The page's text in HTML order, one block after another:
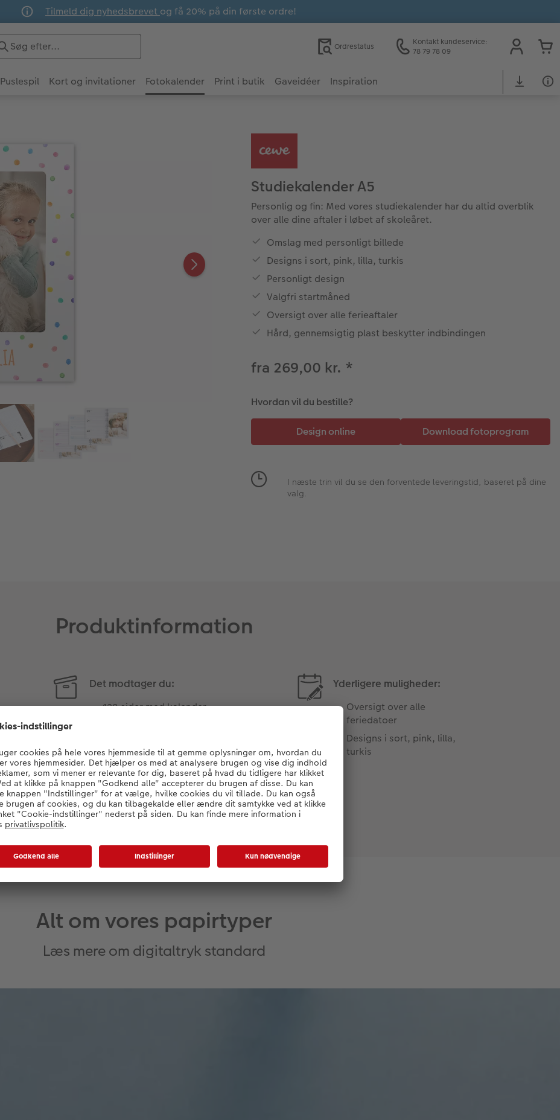
Tilmeld dig nyhedsbrevet og få 20% på din første ordre!
Ordrestatus
Kontakt kundeservice:
78 79 78 09
Puslespil Kort og invitationer Fotokalender Print i butik Gaveidéer Inspiration
Studiekalender A5
Personlig og fin: Med vores studiekalender har du altid overblik
over alle dine aftaler i løbet af skoleåret.
Omslag med personligt billede
Designs i sort, pink, lilla, turkis
Personligt design
Valgfri startmåned
Oversigt over alle ferieaftaler
Hård, gennemsigtig plast beskytter indbindingen
fra 269,00 kr. *
Hvordan vil du bestille?
I næste trin vil du se den forventede leveringstid, baseret på dine
valg.
Produktinformation
Det modtager du:
128 sider med kalender
Omslag med transparent
folie
Yderligere muligheder:
Oversigt over alle
feriedatoer
Designs i sort, pink, lilla,
turkis
Alt om vores papirtyper
Læs mere om digitaltryk standard